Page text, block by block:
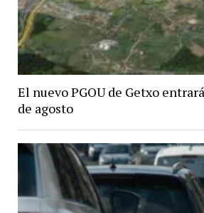
El nuevo PGOU de Getxo
de agosto